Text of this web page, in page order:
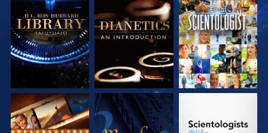
ΕΞΕΡΕΥΝΗΣΤΕ ΤΗ
ΣΕΙΡΑ
ΕΞΕΡΕΥΝΗΣΤΕ ΤΗ
ΣΕΙΡΑ
ΠΑΡΑΚΟΛΟΥΘΗΣΤΕ